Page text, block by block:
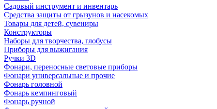
Садовый инструмент и инвентарь
Средства защиты от грызунов и насекомых
Товары для детей, сувениры
Конструкторы
Наборы для творчества, глобусы
Приборы для выжигания
Ручки 3D
Фонари, переносные световые приборы
Фонари универсальные и прочие
Фонарь головной
Фонарь кемпинговый
Фонарь ручной